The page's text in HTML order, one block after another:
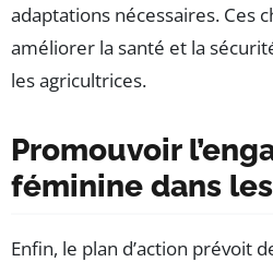
adaptations nécessaires. Ces
améliorer la santé et la
les agricultrices.
Promouvoir
féminine dans
Enfin, le plan d’action prévoit